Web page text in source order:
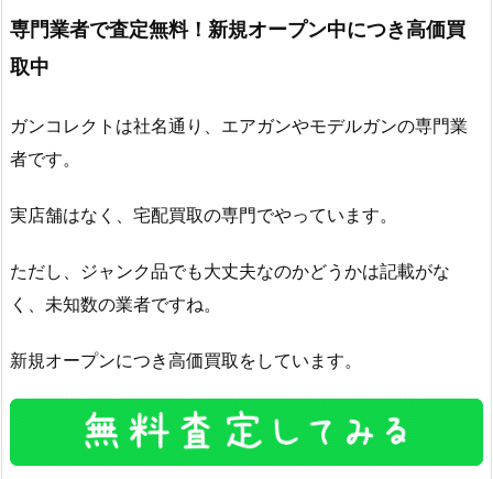
専門業者で査定無料！新規オープン中につき高価買
取中
ガンコレクトは社名通り、エアガンやモデルガンの専門業
者です。
実店舗はなく、宅配買取の専門でやっています。
ただし、ジャンク品でも大丈夫なのかどうかは記載がな
く、未知数の業者ですね。
新規オープンにつき高価買取をしています。